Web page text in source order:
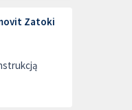
Zatoki